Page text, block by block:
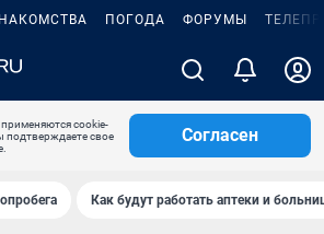
ПОГОДА ФОРУМЫ
cookie-
подтверждаете свое
Согласен
Как будут работать аптеки и